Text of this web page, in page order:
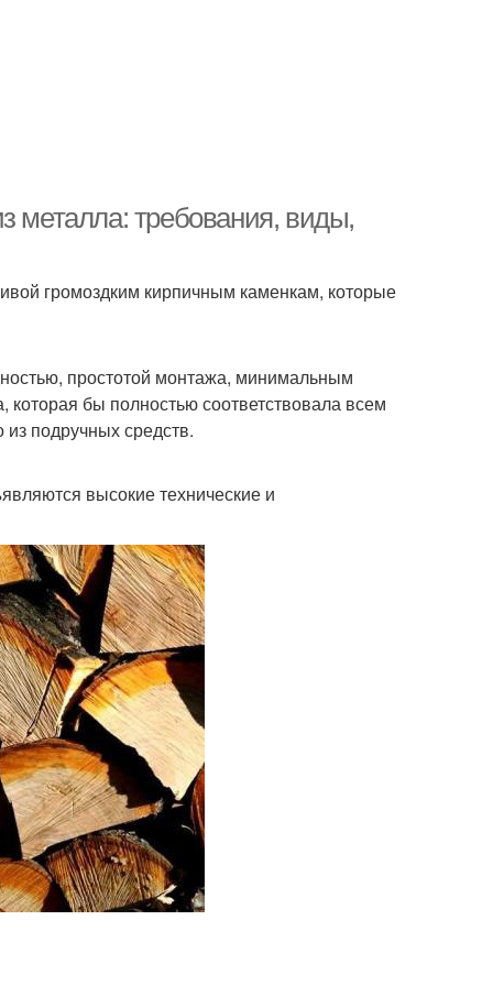
металла: требования, виды,
громоздким кирпичным каменкам, которые
простотой монтажа, минимальным
бы полностью соответствовала всем
подручных средств.
высокие технические и